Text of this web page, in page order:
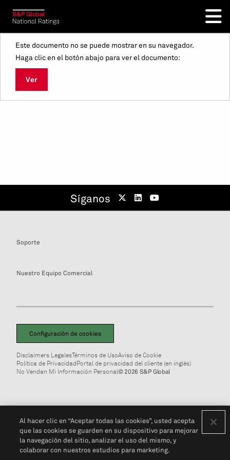
Este documento no se puede mostrar en su navegador.
Haga clic en el botón abajo para ver el documento:
Ver
Síganos
Soporte
Nuestro Equipo Comercial
Configuración de cookies
Disclaimers LegalesTérminos de UsoAviso de Cookie
Política de PrivacidadPortal de privacidad del cliente (en inglés)
No Vendan Mi Información Personal© 2026 S&P Global
Al hacer clic en “Aceptar todas las cookies”, usted acepta
que las cookies se guarden en su dispositivo para mejorar
la navegación del sitio, analizar el uso del mismo, y
colaborar con nuestros estudios para marketing.